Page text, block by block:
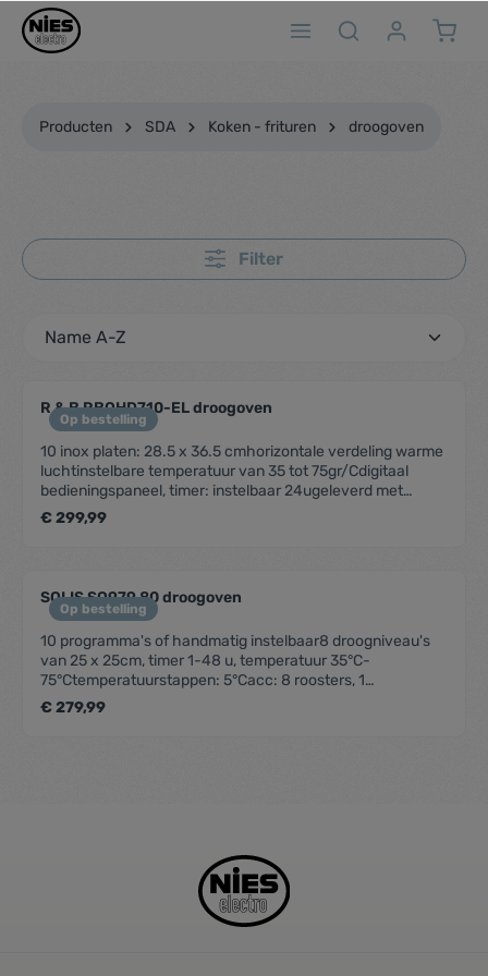
Producten SDA Koken - frituren droogoven
Filter
Op bestelling
R & B RBQHD710-EL droogoven
10 inox platen: 28.5 x 36.5 cmhorizontale verdeling warme
luchtinstelbare temperatuur van 35 tot 75gr/Cdigitaal
bedieningspaneel, timer: instelbaar 24ugeleverd met
silicone bakmat
€ 299,99
Op bestelling
SOLIS SO979.80 droogoven
10 programma's of handmatig instelbaar8 droogniveau's
van 25 x 25cm, timer 1-48 u, temperatuur 35°C-
75°Ctemperatuurstappen: 5°Cacc: 8 roosters, 1
kunststoflekbak, 1 kunststof roosterbak
€ 279,99